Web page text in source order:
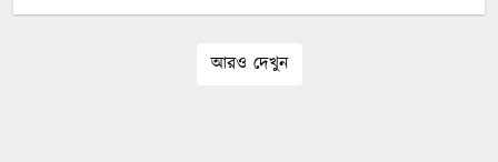
আরও দেখুন